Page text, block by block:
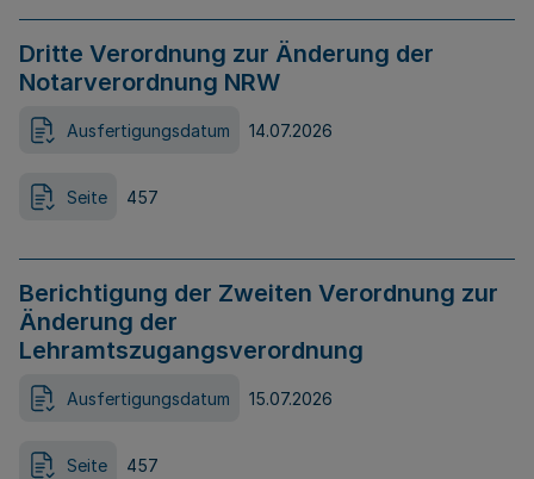
Dritte Verordnung zur Änderung der
Notarverordnung NRW
Ausfertigungsdatum 14.07.2026
Seite 457
Berichtigung der Zweiten Verordnung zur
Änderung der
Lehramtszugangsverordnung
Ausfertigungsdatum 15.07.2026
Seite 457